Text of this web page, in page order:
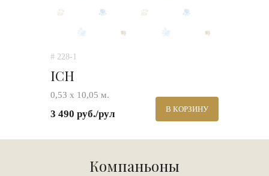
# 228-1
ICH
0,53 х 10,05 м.
3 490 руб./рул В КОРЗИНУ
Компаньоны